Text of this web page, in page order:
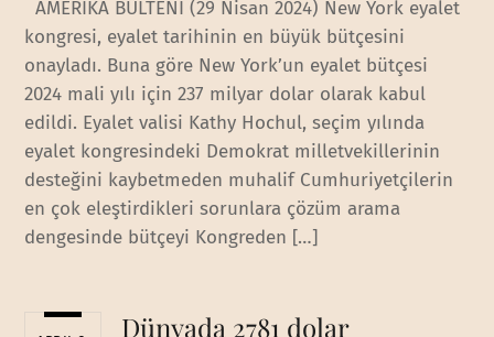
AMERİKA BÜLTENİ (29 Nisan 2024) New York eyalet
kongresi, eyalet tarihinin en büyük bütçesini
onayladı. Buna göre New York’un eyalet bütçesi
2024 mali yılı için 237 milyar dolar olarak kabul
edildi. Eyalet valisi Kathy Hochul, seçim yılında
eyalet kongresindeki Demokrat milletvekillerinin
desteğini kaybetmeden muhalif Cumhuriyetçilerin
en çok eleştirdikleri sorunlara çözüm arama
dengesinde bütçeyi Kongreden […]
Dünyada 2781 dolar